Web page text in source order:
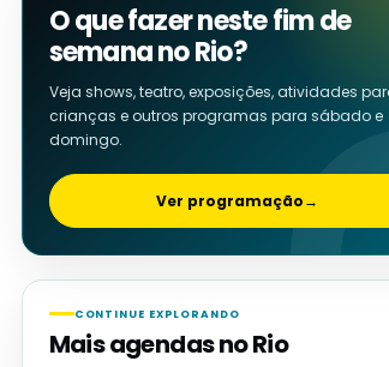
O que fazer neste fim de
semana no Rio?
Veja shows, teatro, exposições, atividades
crianças e outros programas para sábado e
domingo.
Ver programação→
CONTINUE EXPLORANDO
Mais agendas no Rio